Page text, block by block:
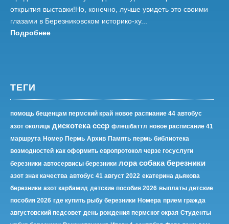
открытия выставки!Но, конечно, лучше увидеть это своими
глазами в Березниковском историко-ху...
Подробнее
ТЕГИ
помощь бещенцам пермский край новое распиание 44 автобус
азот околица дискотека ссср флешбаттл новое расписание 41
маршрута Номер Пермь Архив Память пермь библиотека
возмодностей как оформить европротокол черзе госуслуги
березники автосервисы березники лора собака березники
азот знак качества автобус 41 август 2022 екатерина дьякова
березники азот карбамид детские пособия 2026 выплаты детские
пособия 2026 где купить рыбу березники Номера прием гражда
августовский педсовет день рождения пермског окрая Студенты